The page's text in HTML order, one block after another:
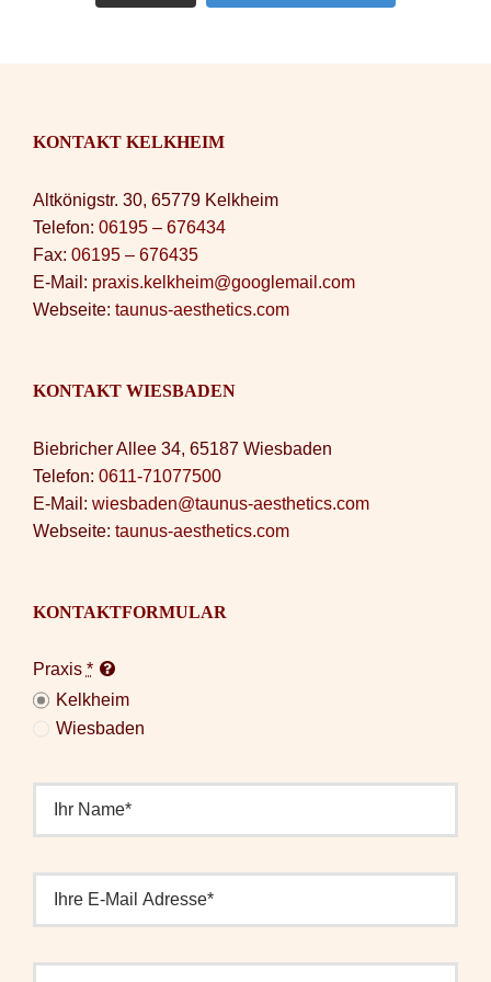
KONTAKT KELKHEIM
Altkönigstr. 30, 65779 Kelkheim
Telefon: 06195 – 676434
Fax: 06195 – 676435
E-Mail: praxis.kelkheim@googlemail.com
Webseite: taunus-aesthetics.com
KONTAKT WIESBADEN
Biebricher Allee 34, 65187 Wiesbaden
Telefon: 0611-71077500
E-Mail: wiesbaden@taunus-aesthetics.com
Webseite: taunus-aesthetics.com
KONTAKTFORMULAR
Praxis *
Kelkheim
Wiesbaden